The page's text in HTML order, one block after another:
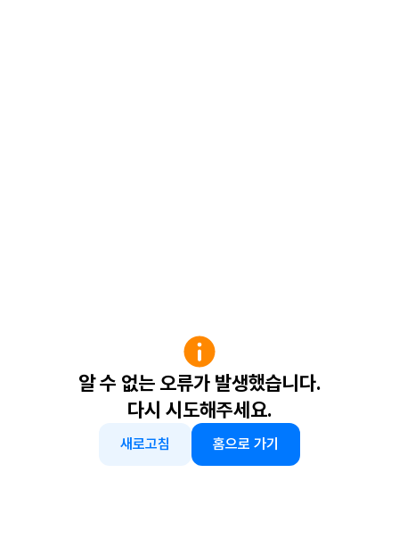
알 수 없는 오류가 발생했습니다.
다시 시도해주세요.
새로고침 홈으로 가기